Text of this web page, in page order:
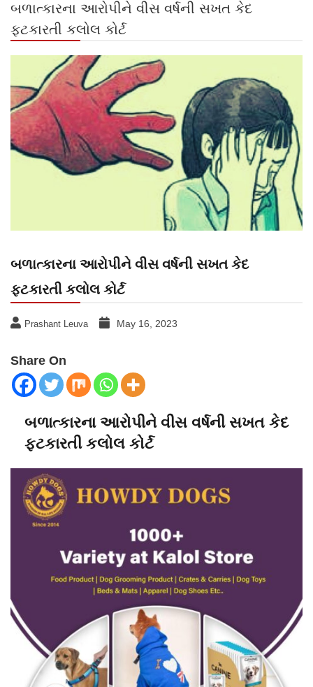
બળાત્કારના આરોપીને વીસ વર્ષની સખત કેદ
ફટકારતી કલોલ કોર્ટ
બળાત્કારના આરોપીને વીસ વર્ષની સખત કેદ
ફટકારતી કલોલ કોર્ટ
Prashant Leuva May 16, 2023
Share On
બળાત્કારના આરોપીને વીસ વર્ષની સખત કેદ
ફટકારતી કલોલ કોર્ટ